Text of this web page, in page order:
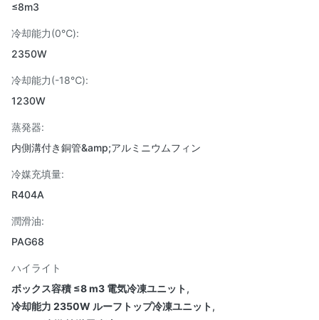
≤8m3
冷却能力(0℃):
2350W
冷却能力(-18℃):
1230W
蒸発器:
内側溝付き銅管&amp;アルミニウムフィン
冷媒充填量:
R404A
潤滑油:
PAG68
ハイライト
ボックス容積 ≤8 m3 電気冷凍ユニット,
冷却能力 2350W ルーフトップ冷凍ユニット,